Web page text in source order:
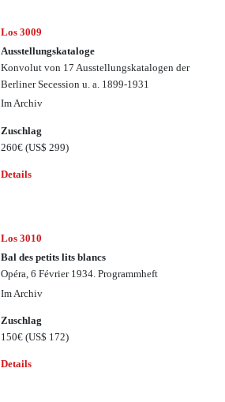
Los 3009
Ausstellungskataloge
Konvolut von 17 Ausstellungskatalogen der
Berliner Secession u. a. 1899-1931
Im Archiv
Zuschlag
260€(US$ 299)
Details
Los 3010
Bal des petits lits blancs
Opéra, 6 Février 1934. Programmheft
Im Archiv
Zuschlag
150€(US$ 172)
Details